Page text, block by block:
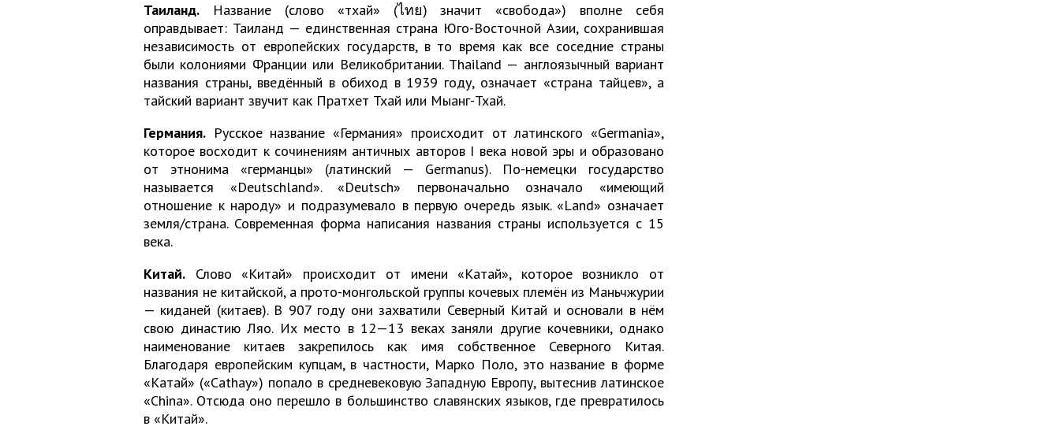
Таиланд. Название (слово «тхай» (ไทย) значит «свобода») вполне себя
оправдывает: Таиланд — единственная страна Юго-Восточной Азии, сохранившая
независимость от европейских государств, в то время как все соседние страны
были колониями Франции или Великобритании. Thailand — англоязычный вариант
названия страны, введённый в обиход в 1939 году, означает «страна тайцев», а
тайский вариант звучит как Пратхет Тхай или Мыанг-Тхай.
Германия. Русское название «Германия» происходит от латинского «Germania»,
которое восходит к сочинениям античных авторов I века новой эры и образовано
от этнонима «германцы» (латинский — Germanus). По-немецки государство
называется «Deutschland». «Deutsch» первоначально означало «имеющий
отношение к народу» и подразумевало в первую очередь язык. «Land» означает
земля/страна. Современная форма написания названия страны используется с 15
века.
Китай. Слово «Китай» происходит от имени «Катай», которое возникло от
названия не китайской, а прото-монгольской группы кочевых племён из Маньчжурии
— киданей (китаев). В 907 году они захватили Северный Китай и основали в нём
свою династию Ляо. Их место в 12—13 веках заняли другие кочевники, однако
наименование китаев закрепилось как имя собственное Северного Китая.
Благодаря европейским купцам, в частности, Марко Поло, это название в форме
«Катай» («Cathay») попало в средневековую Западную Европу, вытеснив латинское
«China». Отсюда оно перешло в большинство славянских языков, где превратилось
в «Китай».